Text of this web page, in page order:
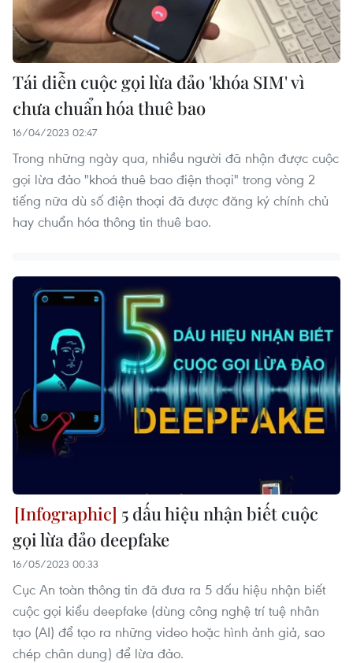
Tái diễn cuộc gọi lừa đảo 'khóa SIM' vì
chưa chuẩn hóa thuê bao
16/04/2023 02:47
Trong những ngày qua, nhiều người đã nhận được cuộc
gọi lừa đảo "khoá thuê bao điện thoại" trong vòng 2
tiếng nữa dù số điện thoại đã được đăng ký chính chủ
hay chuẩn hóa thông tin thuê bao.
5 dấu hiệu nhận biết cuộc
gọi lừa đảo deepfake
16/05/2023 00:33
Cục An toàn thông tin đã đưa ra 5 dấu hiệu nhận biết
cuộc gọi kiểu deepfake (dùng công nghệ trí tuệ nhân
tạo (AI) để tạo ra những video hoặc hình ảnh giả, sao
chép chân dung) để lừa đảo.